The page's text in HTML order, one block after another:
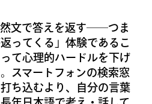
文で答えを返す──つま
ってくる」体験であるこ
て心理的ハードルを下げ
スマートフォンの検索窓
ち込むより、自分の言葉